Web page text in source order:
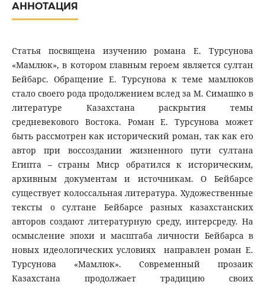
АННОТАЦИЯ
Статья посвящена изучению романа Е. Турсунова
«Мамлюк», в котором главным героем является султан
Бейбарс. Обращение Е. Турсунова к теме мамлюков
стало своего рода продолжением вслед за М. Симашко в
литературе Казахстана раскрытия темы
средневекового Востока. Роман Е. Турсунова может
быть рассмотрен как исторический роман, так как его
автор при воссоздании жизненного пути султана
Египта – страны Миср обратился к историческим,
архивным документам и источникам. О Бейбарсе
существует колоссальная литература. Художественные
тексты о султане Бейбарсе разных казахстанских
авторов создают литературную среду, интерсреду. На
осмысление эпохи и масштаба личности Бейбарса в
новых идеологических условиях направлен роман Е.
Турсунова «Мамлюк». Современный прозаик
Казахстана продолжает традицию своих